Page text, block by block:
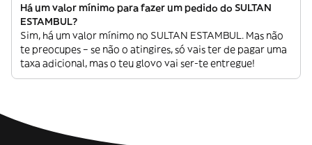
Há um valor mínimo para fazer um pedido do SULTAN
ESTAMBUL?
Sim, há um valor mínimo no SULTAN ESTAMBUL. Mas não
te preocupes – se não o atingires, só vais ter de pagar uma
taxa adicional, mas o teu glovo vai ser-te entregue!